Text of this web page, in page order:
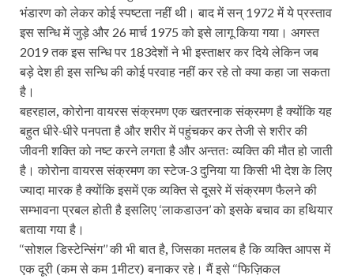
भंडारण को लेकर कोई स्पष्टता नहीं थी। बाद में सन् 1972 में ये प्रस्ताव
इस सन्धि में जुड़े और 26 मार्च 1975 को इसे लागू किया गया। अगस्त
2019तक इस सन्धि पर 183देशों ने भी इस्ताक्षर कर दिये लेकिन जब
बड़े देश ही इस सन्धि की कोई परवाह नहीं कर रहे तो क्या कहा जा सकता
है।
बहरहाल, कोरोना वायरस संक्रमण एक खतरनाक संक्रमण है क्योंकि यह
बहुत धीरे-धीरे पनपता है और शरीर में पहुंचकर कर तेजी से शरीर की
जीवनी शक्ति को नष्ट करने लगता है और अन्ततः व्यक्ति की मौत हो जाती
है। कोरोना वायरस संक्रमण का स्टेज-3दुनिया या किसी भी देश के लिए
ज्यादा मारक है क्योंकि इसमें एक व्यक्ति से दूसरे में संक्रमण फैलने की
सम्भावना प्रबल होती है इसलिए ‘लाकडाउन’को इसके बचाव का हथियार
बताया गया है।
‘‘सोशल डिस्टेन्सिंग’’की भी बात है, जिसका मतलब है कि व्यक्ति आपस में
एक दूरी (कम से कम 1मीटर) बनाकर रहे। मैं इसे ‘‘फिज़िकल